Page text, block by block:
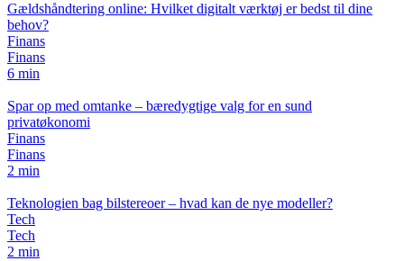
Gældshåndtering online: Hvilket digitalt værktøj er bedst til dine
behov?
Finans
Finans
6 min
Spar op med omtanke – bæredygtige valg for en sund
privatøkonomi
Finans
Finans
2 min
Teknologien bag bilstereoer – hvad kan de nye modeller?
Tech
Tech
2 min